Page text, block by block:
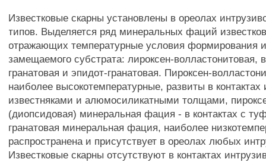
Известковые скарны установлены в ореолах
типов. Выделяется ряд минеральных фаций
отражающих температурные условия формирования
замещаемого субстрата: лироксен-волластонитовая,
гранатовая и эпидот-гранатовая. Пироксен-
наиболее высокотемпературные, развиты в контактах
известняками и алюмосиликатными толщами,
(диопсидовая) минеральная фация - в контактах с
гранатовая минеральная фация, наиболее
распространена и присутствует в ореолах любых
Известковые скарны отсутствуют в контактах